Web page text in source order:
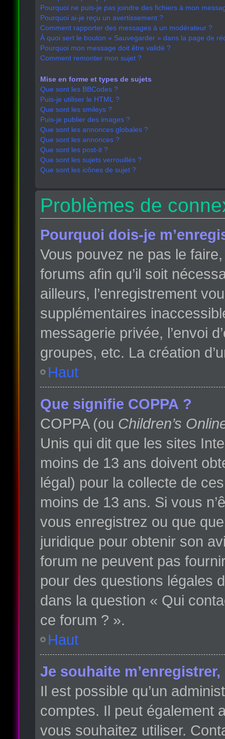
Pourquoi ne puis-je pas joindre des fichiers à mon
Pourquoi ai-je reçu un avertissement ?
Comment rapporter des messages à un modérateur ?
À quoi sert le bouton « Sauvegarder » dans la page de
Pourquoi mon message doit être validé ?
Comment remonter mon sujet ?
Mise en forme et types de sujets
Que sont les BBCodes ?
Puis-je utiliser le HTML ?
Que sont les smileys ?
Puis-je publier des images ?
Que sont les annonces globales ?
Que sont les annonces ?
Que sont les post-it ?
Que sont les sujets verrouillés ?
Que sont les icônes de sujet ?
Problèmes de
Pourquoi dois-je
Vous pouvez ne pas le
forums afin qu’il soit
ailleurs, l’enregistrement
supplémentaires
messagerie privée, l’envoi
groupes, etc. La création
Haut
Que signifie COPPA ?
COPPA (ou Children’s
Unis qui dit que les sites
moins de 13 ans doivent
légal) pour la collecte de
moins de 13 ans. Si vous
vous enregistrez ou que
juridique pour obtenir son
forum ne peuvent pas
pour des questions légales
dans la question « Qui
ce forum ? ».
Haut
Je souhaite
Il est possible qu’un
comptes. Il peut également
vous souhaitez utiliser.